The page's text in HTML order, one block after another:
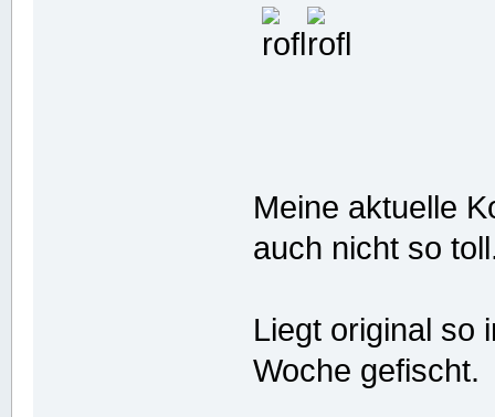
Meine aktuelle
auch nicht so
Liegt original so
Woche gefischt.